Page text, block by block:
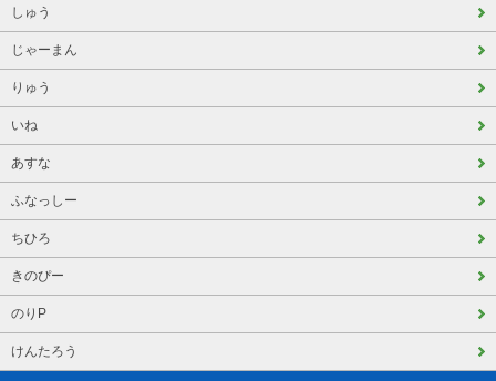
しゅう
じゃーまん
りゅう
いね
あすな
ふなっしー
ちひろ
きのぴー
のりP
けんたろう